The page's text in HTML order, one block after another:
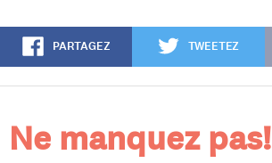
PARTAGEZ TWEETEZ
Ne manquez pas!